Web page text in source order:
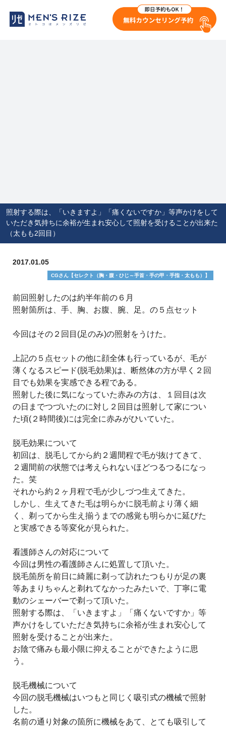
照射する際は、「いきますよ」「痛くないですか」等声かけをして
いただき気持ちに余裕が生まれ安心して照射を受けることが出来た
（太もも2回目）
2017.01.05
CGさん【セレクト（胸・腹・ひじ～手首・手の甲・手指・太もも）】
前回照射したのは約半年前の６月
照射箇所は、手、胸、お腹、腕、足。の５点セット
今回はその２回目(足のみ)の照射をうけた。
上記の５点セットの他に顔全体も行っているが、毛が
薄くなるスピード(脱毛効果)は、断然体の方が早く２回
目でも効果を実感できる程である。
照射した後に気になっていた赤みの方は、１回目は次
の日までつづいたのに対し２回目は照射して家につい
た頃(２時間後)には完全に赤みがひいていた。
脱毛効果について
初回は、脱毛してから約２週間程で毛が抜けてきて、
２週間前の状態では考えられないほどつるつるになっ
た。笑
それから約２ヶ月程で毛が少しづつ生えてきた。
しかし、生えてきた毛は明らかに脱毛前より薄く細
く、剃ってから生え揃うまでの感覚も明らかに延びた
と実感できる等変化が見られた。
看護師さんの対応について
今回は男性の看護師さんに処置して頂いた。
脱毛箇所を前日に綺麗に剃って訪れたつもりが足の裏
等あまりちゃんと剃れてなかったみたいで、丁寧に電
動のシェーバーで剃って頂いた。
照射する際は、「いきますよ」「痛くないですか」等
声かけをしていただき気持ちに余裕が生まれ安心して
照射を受けることが出来た。
お陰で痛みも最小限に抑えることができたように思
う。
脱毛機械について
今回の脱毛機械はいつもと同じく吸引式の機械で照射
した。
名前の通り対象の箇所に機械をあて、とても吸引して